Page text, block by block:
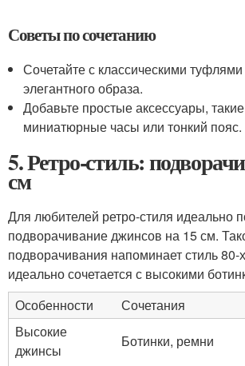
Советы по сочетанию
Сочетайте с классическими
элегантного образа.
Добавьте простые аксессуары,
миниатюрные часы или тонкий пояс.
5. Ретро-стиль:
см
Для любителей ретро-стиля идеально
подворачивание джинсов на 15 см.
подворачивания напоминает стиль 80-
идеально сочетается с высокими
Особенности
Сочетания
Высокие
джинсы
Ботинки, ремни